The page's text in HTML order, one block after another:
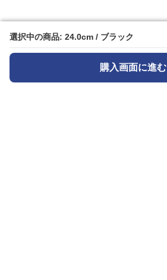
選択中の商品: 24.0cm / ブラック
購入画面に進む
選択中の商品: 24.0cm / ブラック
購入画面に進む